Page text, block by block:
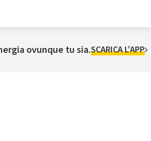
ovunque tu sia.SCARICA L'APP